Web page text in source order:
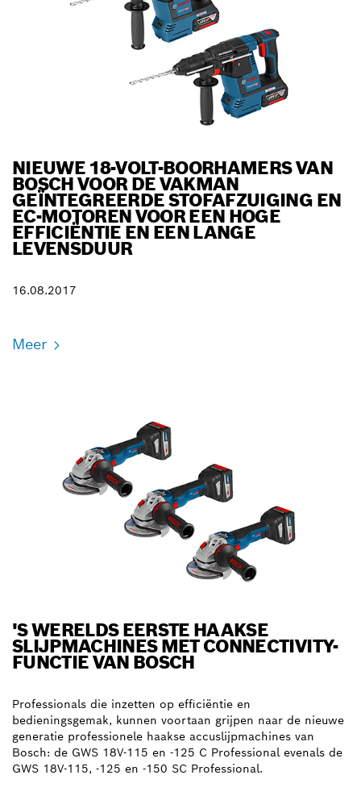
NIEUWE 18-VOLT-BOORHAMERS VAN
BOSCH VOOR DE VAKMAN
GEÏNTEGREERDE STOFAFZUIGING EN
EC-MOTOREN VOOR EEN HOGE
EFFICIËNTIE EN EEN LANGE
LEVENSDUUR
16.08.2017
Meer
'S WERELDS EERSTE HAAKSE
SLIJPMACHINES MET CONNECTIVITY-
FUNCTIE VAN BOSCH
Professionals die inzetten op efficiëntie en
bedieningsgemak, kunnen voortaan grijpen naar de nieuwe
generatie professionele haakse accuslijpmachines van
Bosch: de GWS 18V-115 en -125 C Professional evenals de
GWS 18V-115, -125 en -150 SC Professional.